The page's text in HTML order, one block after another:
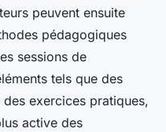
peuvent ensuite
pédagogiques
sessions de
tels que des
exercices pratiques,
active des